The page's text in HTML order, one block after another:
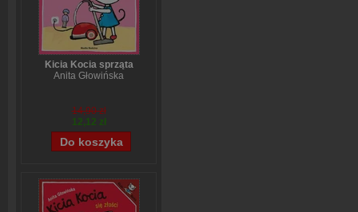
Kicia Kocia sprząta
Anita Głowińska
14,90 zł
12,12 zł